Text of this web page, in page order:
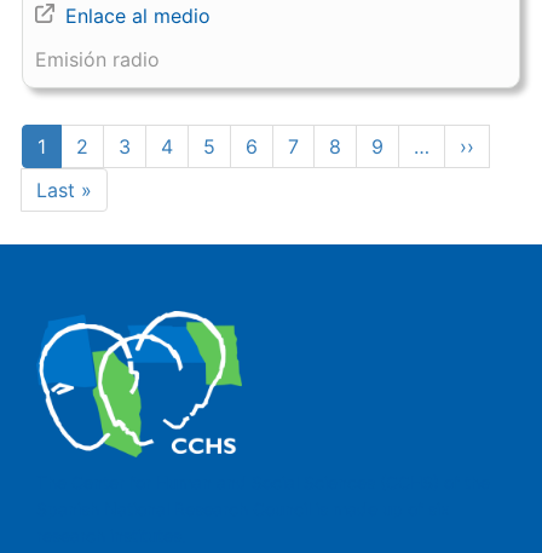
Enlace al medio
Emisión radio
Pagination
Current
page
1 Page
2 Page
3 Page
4 Page
5 Page
6 Page
7 Page
8 Page
9 …
Next
page
››
Last
page
Last »